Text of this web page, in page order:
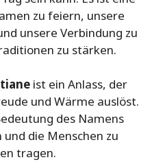
zu feiern, unsere
unsere Verbindung zu
zu stärken.
ist ein Anlass, der
und Wärme auslöst.
des Namens
die Menschen zu
tragen.